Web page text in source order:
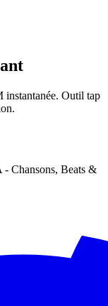
instantanée. Outil tap
- Chansons, Beats &